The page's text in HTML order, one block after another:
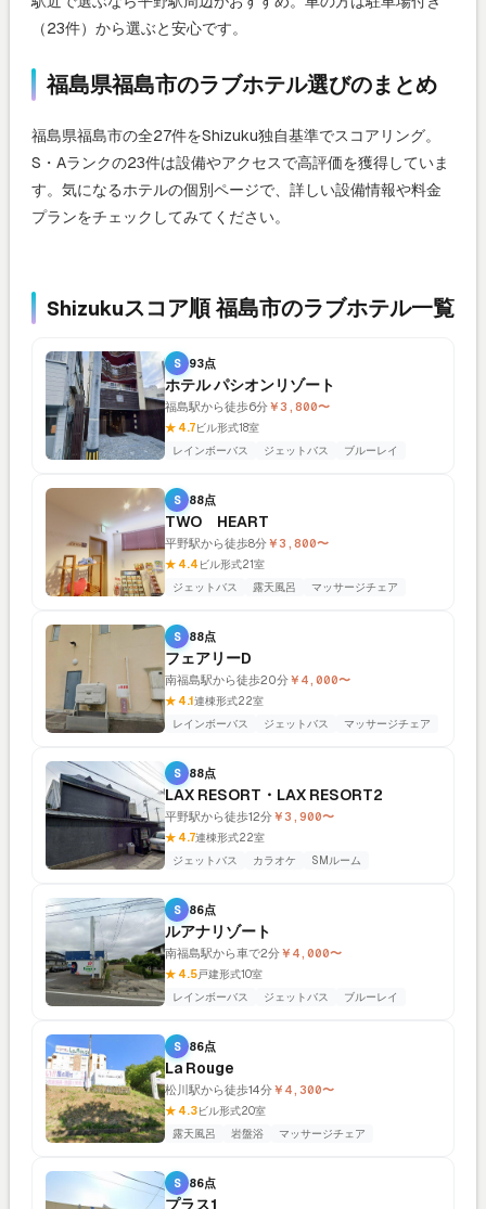
（23件）から選ぶと安心です。
福島県福島市のラブホテル選びのまとめ
福島県福島市の全27件をShizuku独自基準でスコアリング。
S・Aランクの23件は設備やアクセスで高評価を獲得していま
す。気になるホテルの個別ページで、詳しい設備情報や料金
プランをチェックしてみてください。
Shizukuスコア順 福島市のラブホテル一覧
S 93点
ホテル パシオンリゾート
福島駅から徒歩6分￥3,800〜
★ 4.7ビル形式18室
レインボーバス
ジェットバス ブルーレイ
S 88点
TWO HEART
平野駅から徒歩8分￥3,800〜
★ 4.4 ビル形式21室
ジェットバス
露天風呂 マッサージチェア
S 88点
フェアリーD
南福島駅から徒歩20分￥4,000〜
★ 4.1連棟形式22室
レインボーバス
ジェットバス マッサージチェア
S 88点
LAX RESORT・LAX RESORT2
平野駅から徒歩12分￥3,900〜
★ 4.7連棟形式22室
ジェットバス
カラオケ SMルーム
S 86点
ルアナリゾート
南福島駅から車で2分￥4,000〜
★ 4.5戸建形式10室
レインボーバス
ジェットバス ブルーレイ
S 86点
La Rouge
松川駅から徒歩14分￥4,300〜
★ 4.3ビル形式20室
露天風呂
岩盤浴 マッサージチェア
S 86点
プラス1